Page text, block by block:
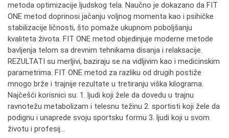
metoda optimizacije ljudskog tela. Naučno je dokazano da FIT
ONE metod doprinosi jačanju voljnog momenta kao i psihičke
stabilizacije ličnosti, što pomaže ukupnom poboljšanju
kvaliteta života. FIT ONE metod objedinjuje moderne metode
bavljenja telom sa drevnim tehnikama disanja i relaksacije.
REZULTATI su merljivi, baziraju se na vidljivim kao i medicinskim
parametrima. FIT ONE metod za razliku od drugih postiže
mnogo brže i trajnije rezultate u tretiranju viška kilograma.
Najčešći korisnici su: 1. ljudi koji žele da dovedu u trajnu
ravnotežu metabolizam i telesnu težinu 2. sportisti koji žele da
podignu i unaprede svoju sportsku formu 3. ljudi koji u svom
životu i profesij...